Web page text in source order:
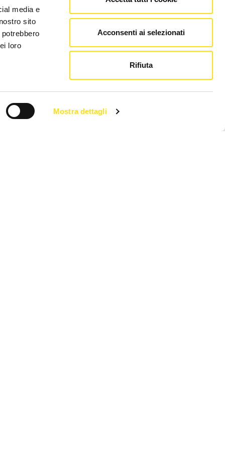
media e
sito
loro
Mostra dettagli
Acconsenti ai selezionati
Rifiuta